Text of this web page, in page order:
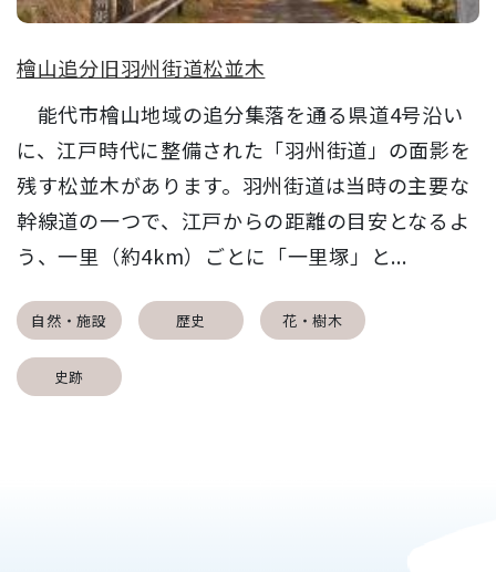
檜山追分旧羽州街道松並木
能代市檜山地域の追分集落を通る県道4号沿い
に、江戸時代に整備された「羽州街道」の面影を
残す松並木があります。羽州街道は当時の主要な
幹線道の一つで、江戸からの距離の目安となるよ
う、一里（約4km）ごとに「一里塚」と...
自然・施設 歴史 花・樹木
史跡